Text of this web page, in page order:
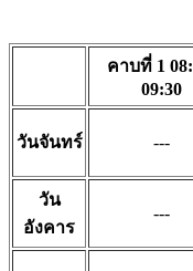
คาบที่ 1
09:30
วันจันทร์ ---
วัน
อังคาร
---